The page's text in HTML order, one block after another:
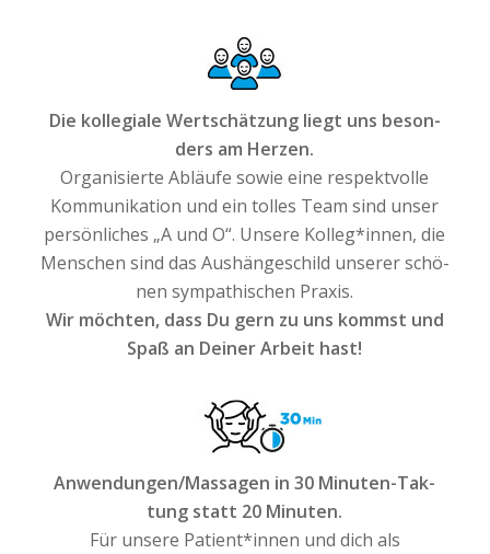
Die kol­le­gia­le Wert­schät­zung liegt uns beson­
ders am Herzen.
Orga­ni­sier­te Abläu­fe sowie eine respekt­vol­le
Kom­mu­ni­ka­ti­on und ein tol­les Team sind unser
per­sön­li­ches „A und O“. Unse­re Kolleg*innen, die
Men­schen sind das Aus­hän­ge­schild unse­rer schö­
nen sym­pa­thi­schen Praxis.
Wir möch­ten, dass Du gern zu uns kommst und
Spaß an Dei­ner Arbeit hast!
Anwendungen/Massagen in 30 Minu­ten-Tak­
tung statt 20 Minuten.
Für unse­re Patient*innen und dich als